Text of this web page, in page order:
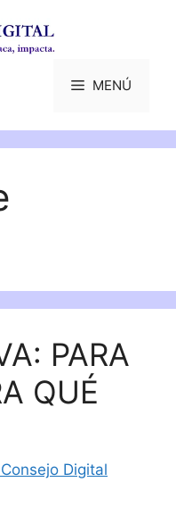
MENÚ
PARA
QUÉ
Digital